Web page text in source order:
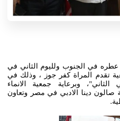
في الجنوب ولليوم الثاني في
تقدم المراة كفر جوز ، وذلك في
وبرعاية جمعية الانماء
دينا الادبي في مصر وتعاون